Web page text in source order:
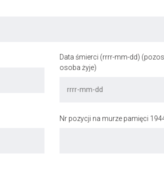
Data śmierci (rrrr-mm-dd)
osoba żyje)
Nr pozycji na murze pamięci